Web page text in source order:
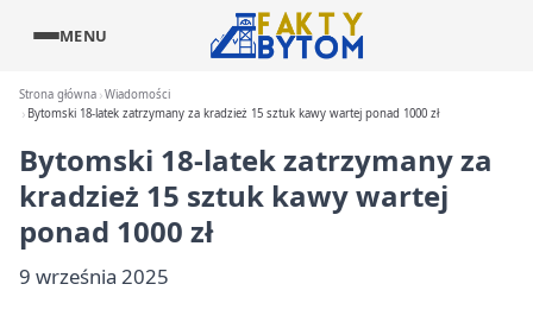
MENU
Strona główna Wiadomości
Bytomski 18-latek zatrzymany za kradzież 15 sztuk kawy wartej ponad 1000 zł
Bytomski 18-latek zatrzymany za
kradzież 15 sztuk kawy wartej
ponad 1000 zł
9 września 2025